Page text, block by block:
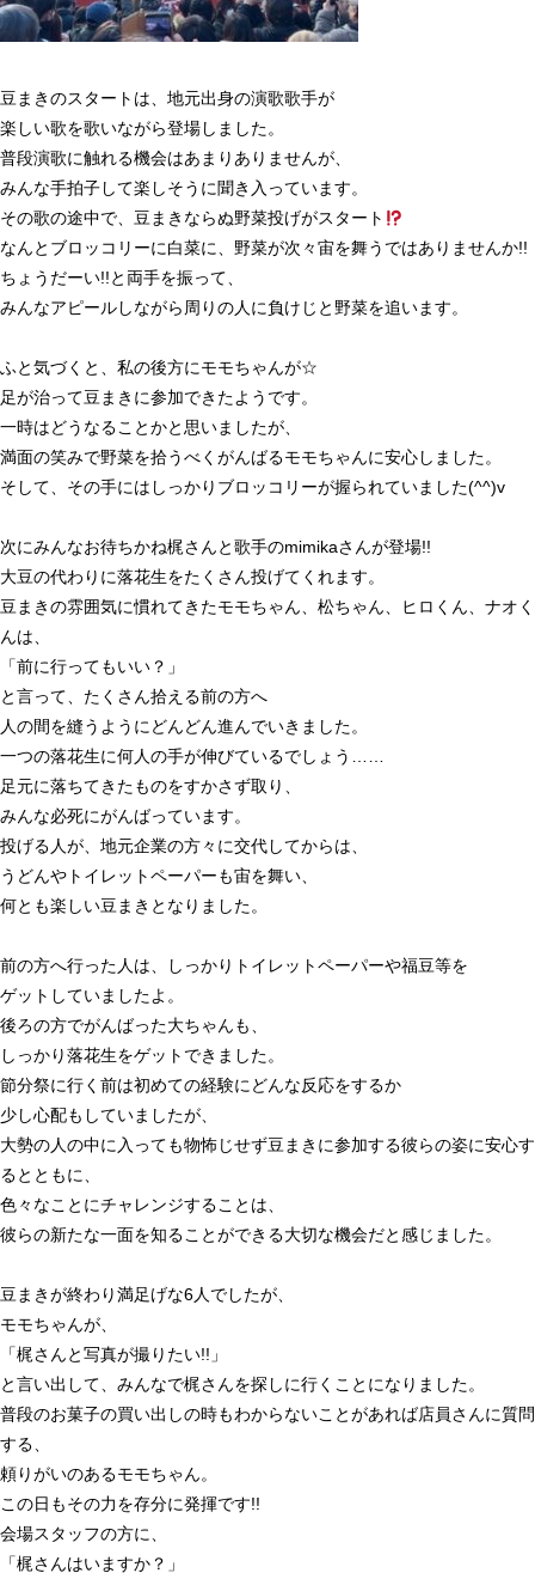
豆まきのスタートは、地元出身の演歌歌手が
楽しい歌を歌いながら登場しました。
普段演歌に触れる機会はあまりありませんが、
みんな手拍子して楽しそうに聞き入っています。
その歌の途中で、豆まきならぬ野菜投げがスタート
なんとブロッコリーに白菜に、野菜が次々宙を舞うではありませんか!!
ちょうだーい!!と両手を振って、
みんなアピールしながら周りの人に負けじと野菜を追います。
ふと気づくと、私の後方にモモちゃんが☆
足が治って豆まきに参加できたようです。
一時はどうなることかと思いましたが、
満面の笑みで野菜を拾うべくがんばるモモちゃんに安心しました。
そして、その手にはしっかりブロッコリーが握られていました(^^)v
次にみんなお待ちかね梶さんと歌手のmimikaさんが登場!!
大豆の代わりに落花生をたくさん投げてくれます。
豆まきの雰囲気に慣れてきたモモちゃん、松ちゃん、ヒロくん、ナオく
んは、
「前に行ってもいい？」
と言って、たくさん拾える前の方へ
人の間を縫うようにどんどん進んでいきました。
一つの落花生に何人の手が伸びているでしょう……
足元に落ちてきたものをすかさず取り、
みんな必死にがんばっています。
投げる人が、地元企業の方々に交代してからは、
うどんやトイレットペーパーも宙を舞い、
何とも楽しい豆まきとなりました。
前の方へ行った人は、しっかりトイレットペーパーや福豆等を
ゲットしていましたよ。
後ろの方でがんばった大ちゃんも、
しっかり落花生をゲットできました。
節分祭に行く前は初めての経験にどんな反応をするか
少し心配もしていましたが、
大勢の人の中に入っても物怖じせず豆まきに参加する彼らの姿に安心す
るとともに、
色々なことにチャレンジすることは、
彼らの新たな一面を知ることができる大切な機会だと感じました。
豆まきが終わり満足げな6人でしたが、
モモちゃんが、
「梶さんと写真が撮りたい!! 」
と言い出して、みんなで梶さんを探しに行くことになりました。
普段のお菓子の買い出しの時もわからないことがあれば店員さんに質問
する、
頼りがいのあるモモちゃん。
この日もその力を存分に発揮です!!
会場スタッフの方に、
「梶さんはいますか？」